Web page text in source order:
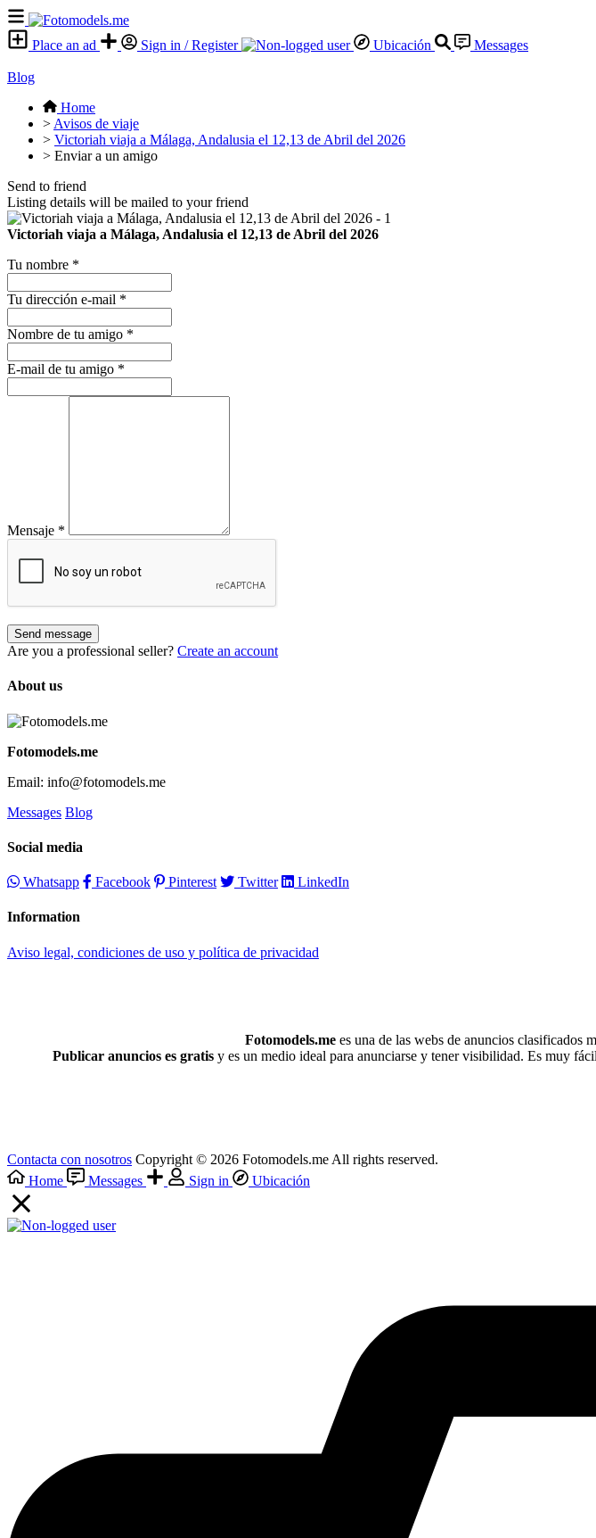
Place an ad Sign in / Register Ubicación Messages
Blog
Home
> Avisos de viaje
> Victoriah viaja a Málaga, Andalusia el 12,13 de Abril del 2026
> Enviar a un amigo
Send to friend
Listing details will be mailed to your friend
Victoriah viaja a Málaga, Andalusia el 12,13 de Abril del 2026
Tu nombre *
Tu dirección e-mail *
Nombre de tu amigo *
E-mail de tu amigo *
Mensaje *
Send message
Are you a professional seller? Create an account
About us
Fotomodels.me
Email: info@fotomodels.me
Messages Blog
Social media
Whatsapp Facebook Pinterest Twitter LinkedIn
Information
Aviso legal, condiciones de uso y política de privacidad
Fotomodels.me es una de las webs de anuncios clasificados
Publicar anuncios es gratis y es un medio ideal para anunciarse y tener visibilidad. Es muy
Contacta con nosotros Copyright © 2026 Fotomodels.me All rights reserved.
Home
Messages Sign in Ubicación